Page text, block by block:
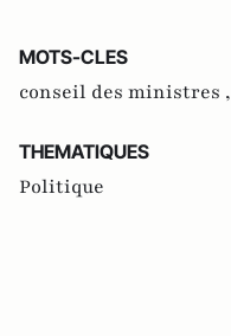
MOTS-CLES
conseil des ministres ,
THEMATIQUES
Politique